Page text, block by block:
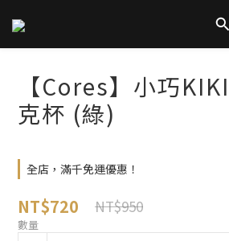
【Cores】小巧
克杯 (綠)
全店，滿千免運優惠！
NT$720 NT$950
數量